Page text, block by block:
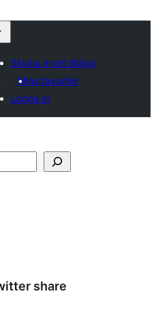
Skicka in ett tillägg
Mina favoriter
Logga in
share